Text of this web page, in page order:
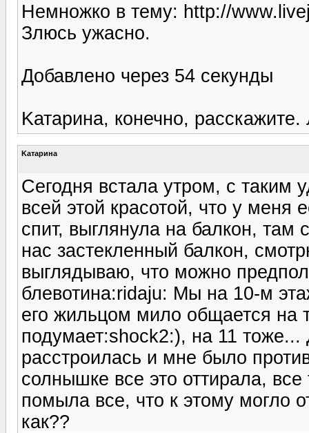
Немножко в тему: http://
Злюсь ужасно.
Добавлено через 54 секунды
Kатарина, конечно, расскажите.
Kатарина
Сегодня встала утром, с таким
всей этой красотой, что у меня
спит, выглянула на балкон, там
нас застекленный балкон,
выглядываю, что можно
блевотина:ridaju: Мы на 10-м
его жильцом мило общается
подумает:shock2:), на 11
расстроилась и мне было
солнышке все это оттирала,
помыла все, что к этому могло
как??